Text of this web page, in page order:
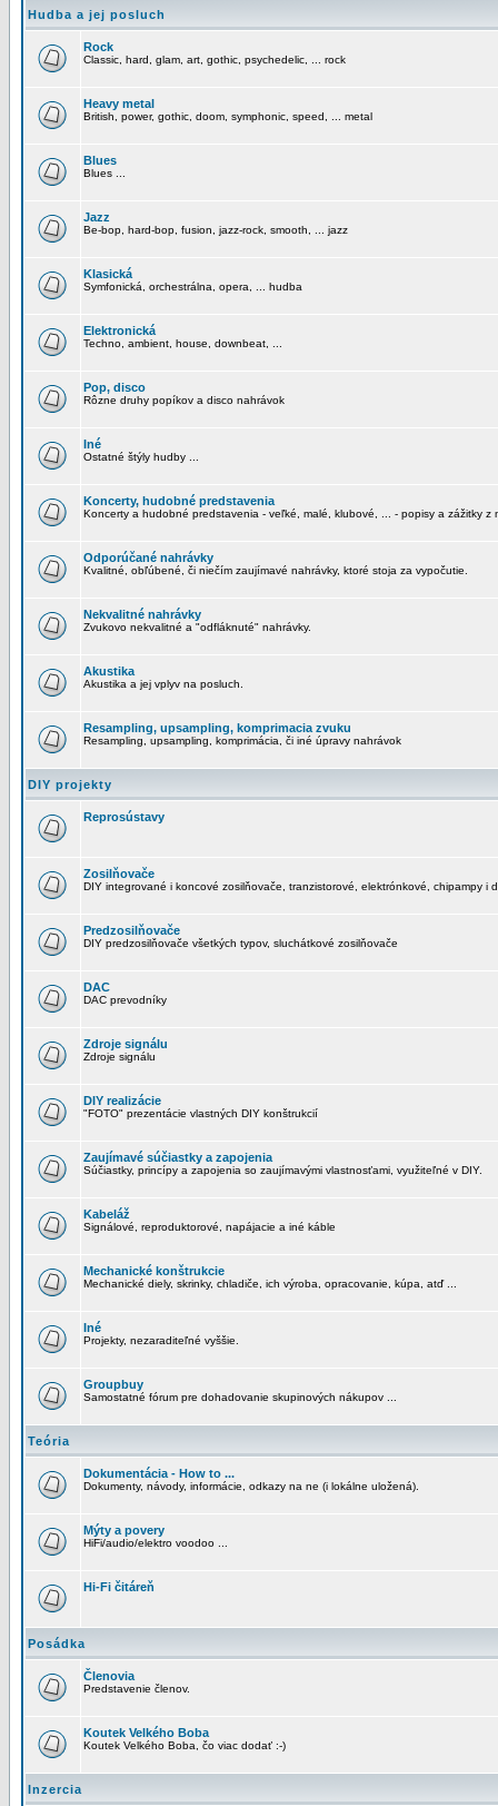
Hudba a jej posluch
Rock
Classic, hard, glam, art, gothic, psychedelic, ... rock
Heavy metal
British, power, gothic, doom, symphonic, speed, ... metal
Blues
Blues ...
Jazz
Be-bop, hard-bop, fusion, jazz-rock, smooth, ... jazz
Klasická
Symfonická, orchestrálna, opera, ... hudba
Elektronická
Techno, ambient, house, downbeat, ...
Pop, disco
Rôzne druhy popíkov a disco nahrávok
Iné
Ostatné štýly hudby ...
Koncerty, hudobné predstavenia
Koncerty a hudobné predstavenia - veľké, malé, klubové, ... - popisy a zážitky z
Odporúčané nahrávky
Kvalitné, obľúbené, či niečím zaujímavé nahrávky, ktoré stoja za vypočutie.
Nekvalitné nahrávky
Zvukovo nekvalitné a "odfláknuté" nahrávky.
Akustika
Akustika a jej vplyv na posluch.
Resampling, upsampling, komprimacia zvuku
Resampling, upsampling, komprimácia, či iné úpravy nahrávok
DIY projekty
Reprosústavy
Zosilňovače
DIY integrované i koncové zosilňovače, tranzistorové, elektrónkové, chipampy i
Predzosilňovače
DIY predzosilňovače všetkých typov, sluchátkové zosilňovače
DAC
DAC prevodníky
Zdroje signálu
Zdroje signálu
DIY realizácie
"FOTO" prezentácie vlastných DIY konštrukcií
Zaujímavé súčiastky a zapojenia
Súčiastky, princípy a zapojenia so zaujímavými vlastnosťami, využiteľné v DIY.
Kabeláž
Signálové, reproduktorové, napájacie a iné káble
Mechanické konštrukcie
Mechanické diely, skrinky, chladiče, ich výroba, opracovanie, kúpa, atď ...
Iné
Projekty, nezaraditeľné vyššie.
Groupbuy
Samostatné fórum pre dohadovanie skupinových nákupov ...
Teória
Dokumentácia - How to ...
Dokumenty, návody, informácie, odkazy na ne (i lokálne uložená).
Mýty a povery
HiFi/audio/elektro voodoo ...
Hi-Fi čitáreň
Posádka
Členovia
Predstavenie členov.
Koutek Velkého Boba
Koutek Velkého Boba, čo viac dodať :-)
Inzercia